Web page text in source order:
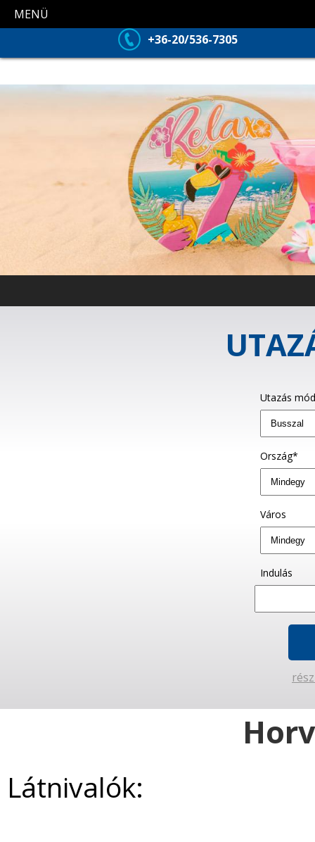
MENÜ
+36-20/536-7305
Utazás
Ország*
Város
Indulás
Látnivalók: